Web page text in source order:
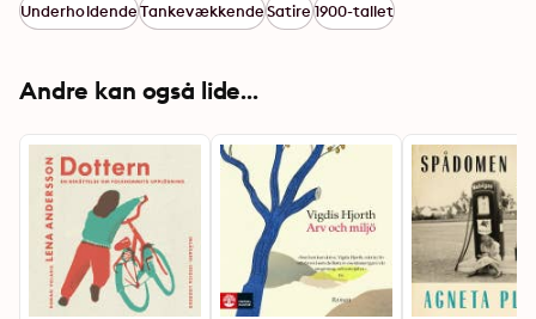
UnderholdendeTankevækkendeSatire1900-tallet
Andre kan også lide...